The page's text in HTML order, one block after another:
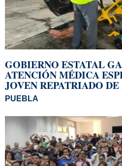
GOBIERNO ESTATAL
ATENCIÓN MÉDICA
JOVEN REPATRIADO DE
UNIDOS
PUEBLA